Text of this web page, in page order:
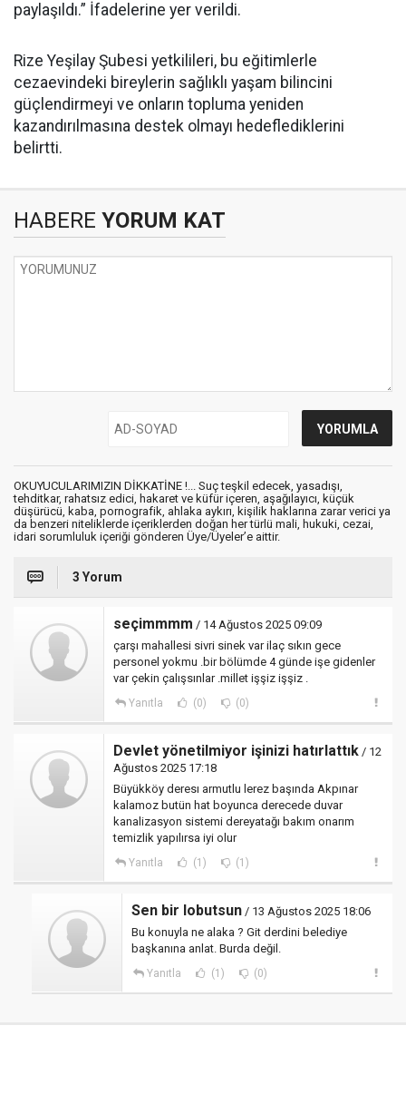
paylaşıldı.” İfadelerine yer verildi.
Rize Yeşilay Şubesi yetkilileri, bu eğitimlerle
cezaevindeki bireylerin sağlıklı yaşam bilincini
güçlendirmeyi ve onların topluma yeniden
kazandırılmasına destek olmayı hedeflediklerini
belirtti.
HABERE YORUM KAT
OKUYUCULARIMIZIN DİKKATİNE !... Suç teşkil edecek, yasadışı,
tehditkar, rahatsız edici, hakaret ve küfür içeren, aşağılayıcı, küçük
düşürücü, kaba, pornografik, ahlaka aykırı, kişilik haklarına zarar verici ya
da benzeri niteliklerde içeriklerden doğan her türlü mali, hukuki, cezai,
idari sorumluluk içeriği gönderen Üye/Üyeler’e aittir.
3 Yorum
seçimmmm / 14 Ağustos 2025 09:09
çarşı mahallesi sivri sinek var ilaç sıkın gece
personel yokmu .bir bölümde 4 günde işe gidenler
var çekin çalışsınlar .millet işşiz işşiz .
Yanıtla (0) (0)
Devlet yönetilmiyor işinizi hatırlattık / 12
Ağustos 2025 17:18
Büyükköy deresı armutlu lerez başında Akpınar
kalamoz butün hat boyunca derecede duvar
kanalizasyon sistemi dereyatağı bakım onarım
temizlik yapılırsa iyi olur
Yanıtla (1) (1)
Sen bir lobutsun / 13 Ağustos 2025 18:06
Bu konuyla ne alaka ? Git derdini belediye
başkanına anlat. Burda değil.
Yanıtla (1) (0)